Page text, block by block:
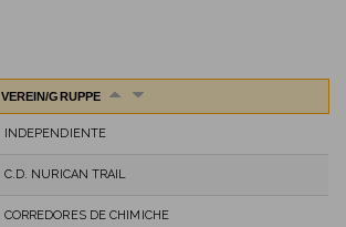
VEREIN/GRUPPE
INDEPENDIENTE
C.D. NURICAN TRAIL
CORREDORES DE CHIMICHE